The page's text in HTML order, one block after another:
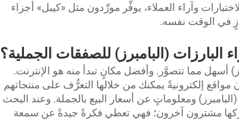
وآراء العملاء، يوفِّر مورِّدون مثل «كيبل» أجزاء
في الوقت نفسه.
البارزات (البامبرز) للصفقات الجملية؟
أسهل مما تتصوَّر. وأفضل مكانٍ تبدأ منه هو الإنترنت.
إلكترونيةً يمكنك من خلالها التعرُّف على منتجاتهم
ومعلوماتٍ عن أسعار البيع بالجملة. وعند البحث
تركها مشترون آخرون؛ فهي تعطي فكرةً جيدةً عن سمعة